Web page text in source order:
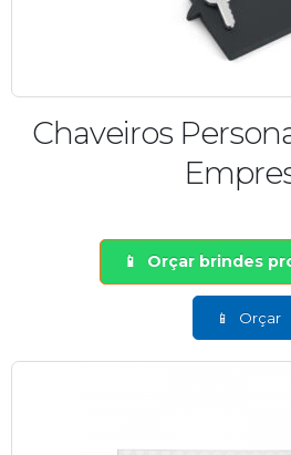
Chaveiros
Orçar brindes
Orçar